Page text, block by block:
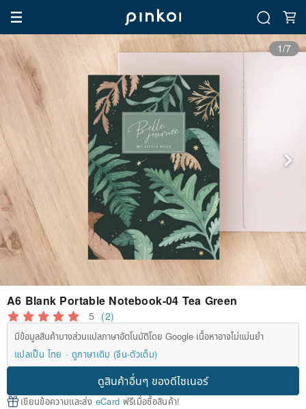
1/7
A6 Blank Portable Notebook-04 Tea Green
5 (2)
มีข้อมูลสินค้าบางส่วนแปลภาษาอัตโนมัติโดย Google เนื้อหาอาจไม่แม่นยำ
แปลเป็น ไทย
ดูภาษาเดิม (จีน-ตัวเต็ม)
ดูสินค้าอื่นๆ ของดีไซเนอร์
เขียนข้อความและส่ง eCard ฟรีเมื่อซื้อสินค้า!